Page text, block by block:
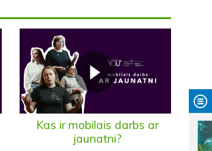
Kas ir mobilais darbs ar
jaunatni?